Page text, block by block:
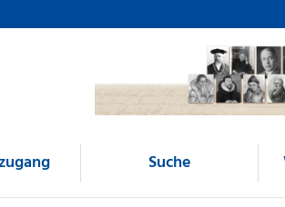
Suche